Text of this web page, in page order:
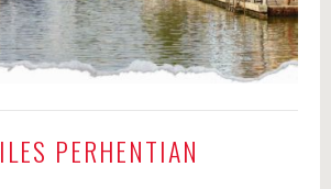
ILES PERHENTIAN